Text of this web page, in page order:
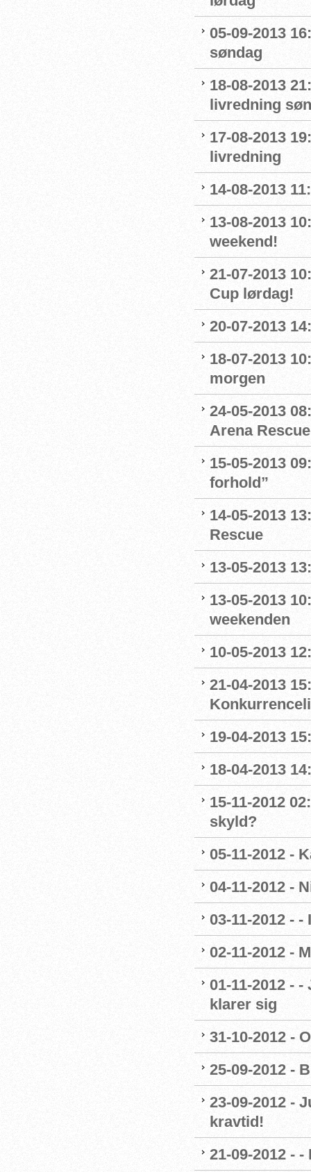
05-09-2013
søndag
18-08-2013
livredning
17-08-2013
livredning
14-08-2013
13-08-2013
weekend!
21-07-2013
Cup lørdag!
20-07-2013
18-07-2013
morgen
24-05-2013
Arena Rescue
15-05-2013
forhold”
14-05-2013
Rescue
13-05-2013
13-05-2013
weekenden
10-05-2013
21-04-2013
19-04-2013
18-04-2013
15-11-2012
skyld?
05-11-2012 -
04-11-2012 -
03-11-2012 -
02-11-2012 -
01-11-2012 -
klarer sig
31-10-2012 -
25-09-2012 -
23-09-2012 -
kravtid!
21-09-2012 -